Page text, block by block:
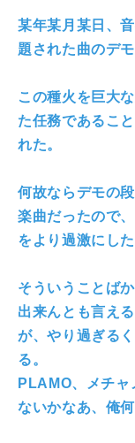
某年某月某日、
題された曲のデモ
この種火を巨大
た任務であるこ
れた。
何故ならデモの
楽曲だったので
をより過激にし
そういうことば
出来んとも言え
が、やり過ぎる
る。
PLAMO、メチャ
ないかなあ、俺